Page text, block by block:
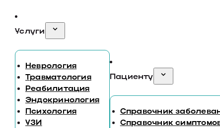
Услуги
Неврология
Травматология
Реабилитация
Эндокринология
Психология
УЗИ
Пациенту
Справочник
Справочник